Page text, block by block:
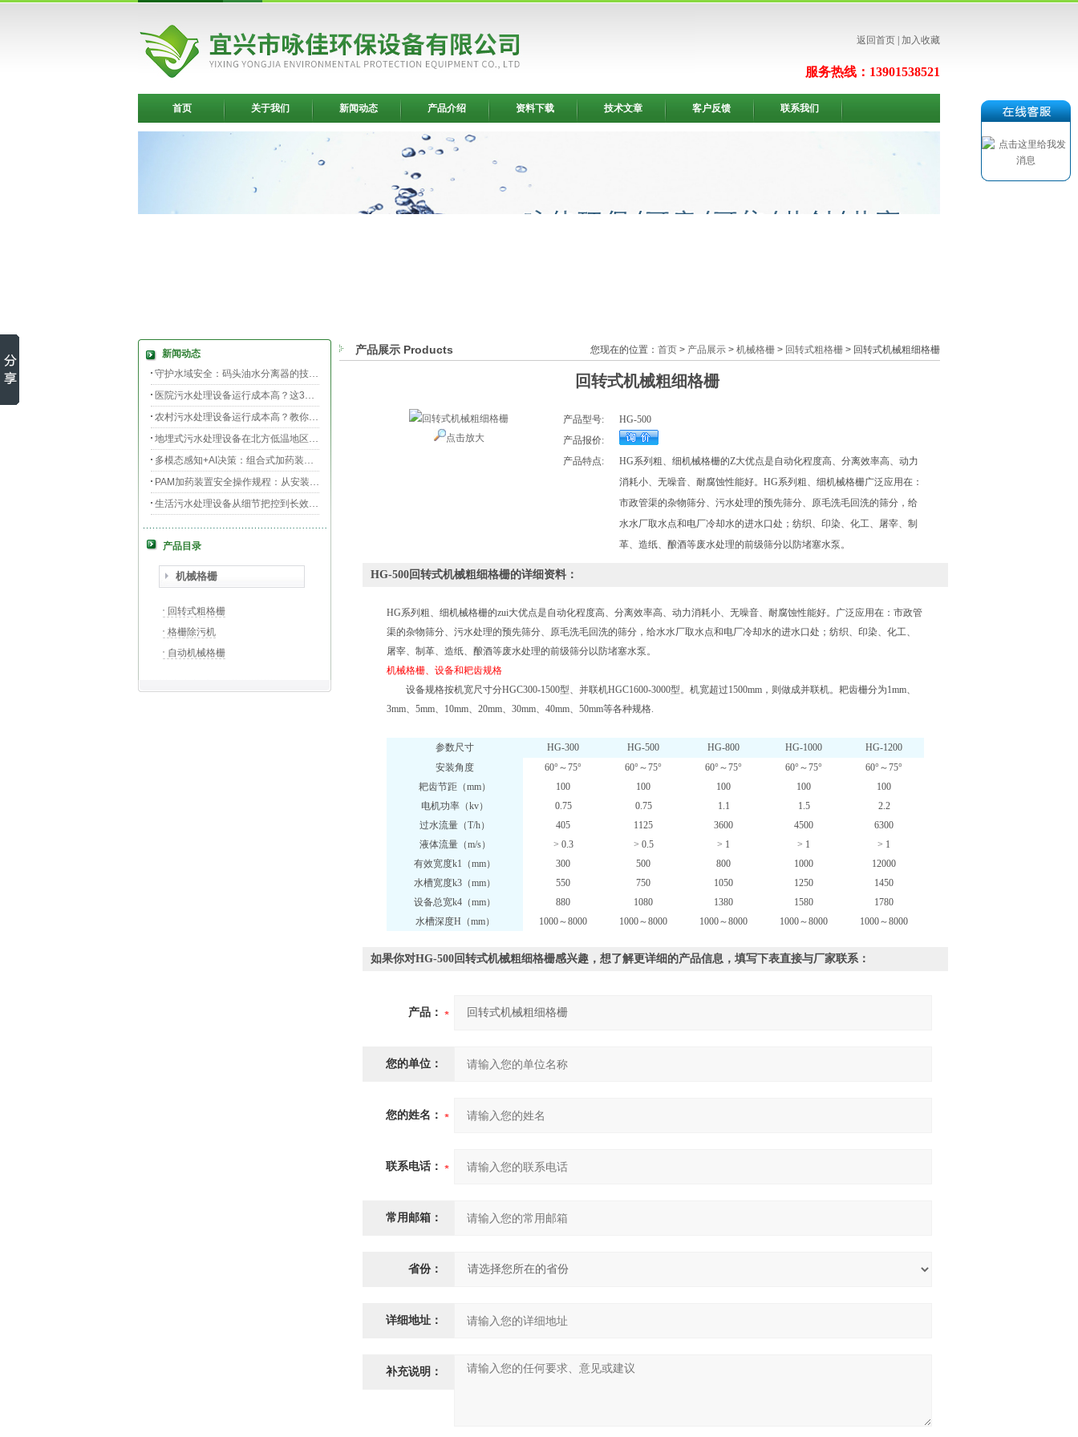
返回首页 加入收藏
服务热线：13901538521
首页 关于我们 新闻动态 产品介绍 资料下载 技术文章 客户反馈 联系我们
新闻动态
守护水域安全：码头油水分离器的技术升级与效能提升
医院污水处理设备运行成本高？这3个环节最烧钱
农村污水处理设备运行成本高？教你三招轻松降低运维费用！
地埋式污水处理设备在北方低温地区的运行稳定性：挑战与对策
多模态感知+AI决策：组合式加药装置的智能运维新范式
PAM加药装置安全操作规程：从安装到运维的全流程规范
生活污水处理设备从细节把控到长效运行的全流程指南
膜片曝气器安装指南，从池底准备到运行测试
PAC加药装置工业水处理的“化学魔法师”
产品目录
机械格栅
回转式粗格栅
格栅除污机
自动机械格栅
产品展示 Products 您现在的位置： 首页 > 产品展示 > 机械格栅 > 回转式粗格栅 > 回转式机械粗细格栅
回转式机械粗细格栅
点击放大
产品型号:
HG-500
产品报价:
产品特点:
HG系列粗、细机械格栅的Z大优点是自动化程度高、分离效率高、动力
消耗小、无噪音、耐腐蚀性能好。HG系列粗、细机械格栅广泛应用在：
市政管渠的杂物筛分、污水处理的预先筛分、原毛洗毛回洗的筛分，给
水水厂取水点和电厂冷却水的进水口处；纺织、印染、化工、屠宰、制
革、造纸、酿酒等废水处理的前级筛分以防堵塞水泵。
HG-500回转式机械粗细格栅的详细资料：
HG系列粗、细机械格栅的zui大优点是自动化程度高、分离效率高、动力消耗小、无噪音、耐腐蚀性能好。广泛应用在：市政管
渠的杂物筛分、污水处理的预先筛分、原毛洗毛回洗的筛分，给水水厂取水点和电厂冷却水的进水口处；纺织、印染、化工、
屠宰、制革、造纸、酿酒等废水处理的前级筛分以防堵塞水泵。
机械格栅、设备和耙齿规格
设备规格按机宽尺寸分HGC300-1500型、并联机HGC1600-3000型。机宽超过1500mm，则做成并联机。耙齿栅分为1mm、
3mm、5mm、10mm、20mm、30mm、40mm、50mm等各种规格.
参数尺寸 HG-300 HG-500 HG-800 HG-1000
HG-1200
安装角度
60°～75° 60°～75° 60°～75° 60°～75°
60°～75°
耙齿节距（mm）
100 100 100 100
100
电机功率（kv）
0.75 0.75 1.1 1.5
2.2
过水流量（T/h）
405 1125 3600 4500
6300
液体流量（m/s）
> 0.3 > 0.5 > 1 > 1
> 1
有效宽度k1（mm）
300 500 800 1000
12000
水槽宽度k3（mm）
550 750 1050 1250
1450
设备总宽k4（mm）
880 1080 1380 1580
1780
水槽深度H（mm）
1000～8000 1000～8000 1000～8000 1000～8000 1000～8000
如果你对HG-500回转式机械粗细格栅感兴趣，想了解更详细的产品信息，填写下表直接与厂家联系：
产品：
您的单位：
您的姓名：
联系电话：
常用邮箱：
省份：
详细地址：
补充说明：